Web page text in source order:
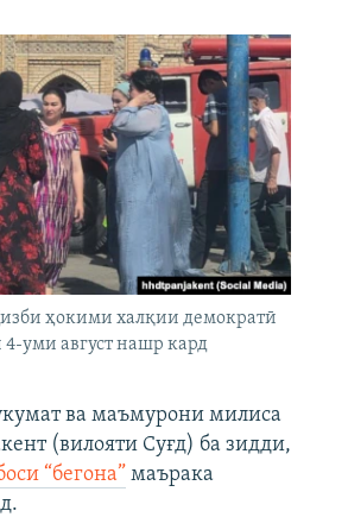
ҳокими халқии демократӣ
уми август нашр кард
ва маъмурони милиса
(вилояти Суғд) ба зидди,
“бегона” маърака